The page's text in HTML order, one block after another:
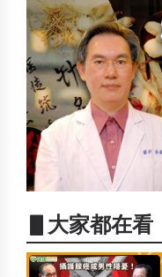
▋大家都在看